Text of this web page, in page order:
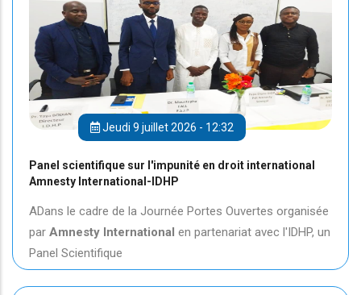
Jeudi 9 juillet 2026 - 12:32
Panel scientifique sur l'impunité en droit international
Amnesty International-IDHP
ADans le cadre de la Journée Portes Ouvertes organisée
par Amnesty International en partenariat avec l'IDHP, un
Panel Scientifique